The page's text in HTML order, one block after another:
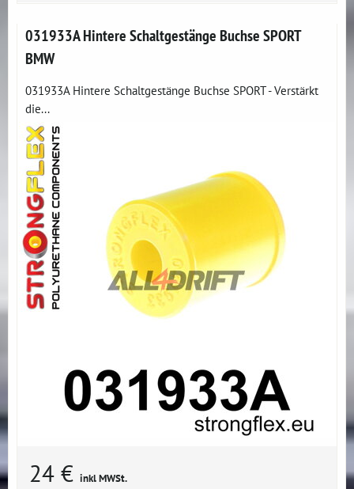
031933A Hintere Schaltgestänge Buchse SPORT
BMW
031933A Hintere Schaltgestänge Buchse SPORT - Verstärkt
die...
24 € inkl MWSt.